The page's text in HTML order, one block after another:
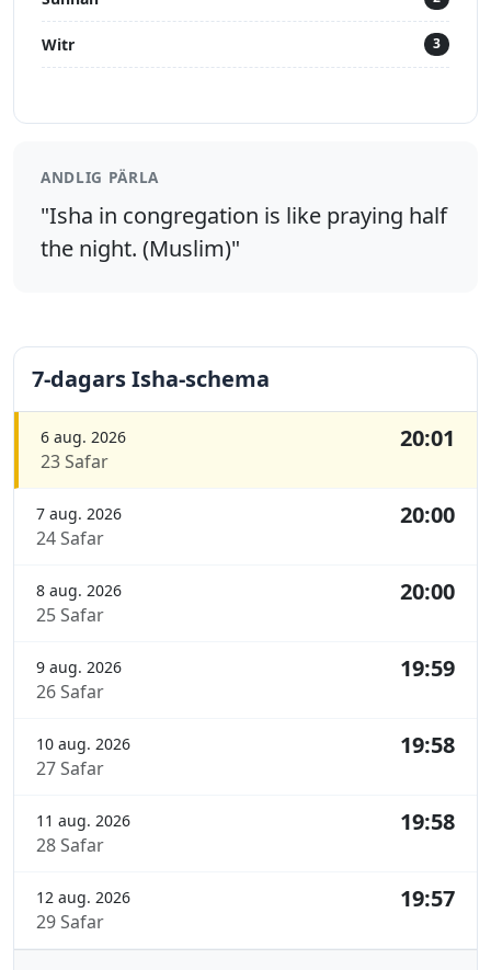
Witr 3
ANDLIG PÄRLA
"Isha in congregation is like praying half
the night. (Muslim)"
7-dagars Isha-schema
6 aug. 2026
23 Safar
20:01
7 aug. 2026
24 Safar
20:00
8 aug. 2026
25 Safar
20:00
9 aug. 2026
26 Safar
19:59
10 aug. 2026
27 Safar
19:58
11 aug. 2026
28 Safar
19:58
12 aug. 2026
29 Safar
19:57